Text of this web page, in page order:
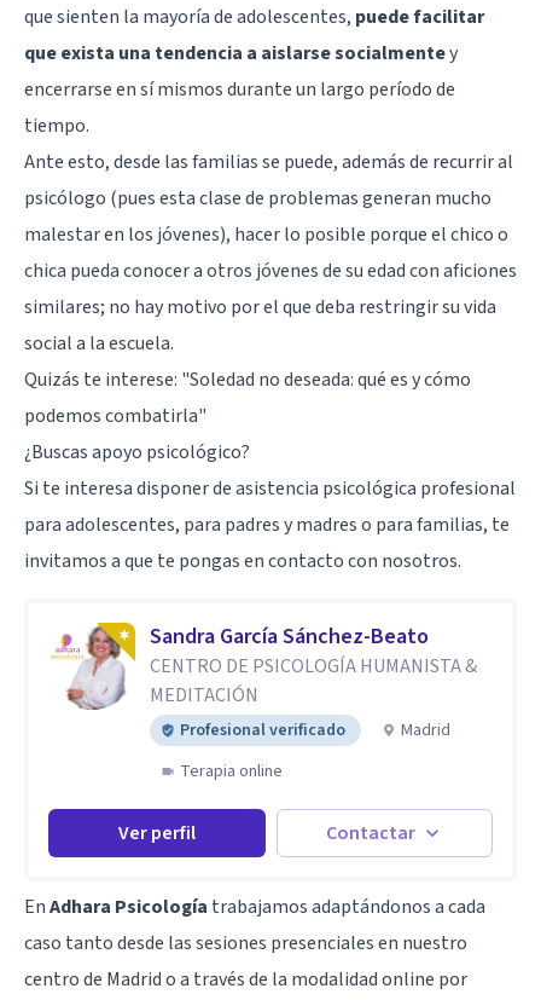
que sienten la mayoría de adolescentes, puede facilitar
que exista una tendencia a aislarse socialmentey
encerrarse en sí mismos durante un largo período de
tiempo.
Ante esto, desde las familias se puede, además de recurrir al
psicólogo (pues esta clase de problemas generan mucho
malestar en los jóvenes), hacer lo posible porque el chico o
chica pueda conocer a otros jóvenes de su edad con aficiones
similares; no hay motivo por el que deba restringir su vida
social a la escuela.
Quizás te interese: "Soledad no deseada: qué es y cómo
podemos combatirla"
¿Buscas apoyo psicológico?
Si te interesa disponer de asistencia psicológica profesional
para adolescentes, para padres y madres o para familias, te
invitamos a que te pongas en contacto con nosotros.
Sandra García Sánchez-Beato
CENTRO DE PSICOLOGÍA HUMANISTA &
MEDITACIÓN
Profesional verificado
Madrid
Terapia online
Ver perfil Contactar
EnAdhara Psicología trabajamos adaptándonos a cada
caso tanto desde las sesiones presenciales en nuestro
centro de Madrid o a través de la modalidad online por